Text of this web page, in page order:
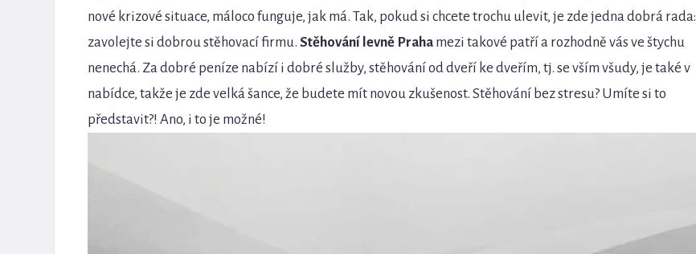
nové krizové situace, máloco funguje, jak má. Tak, pokud si chcete trochu ulevit, je zde jedna dobrá rada:
zavolejte si dobrou stěhovací firmu. Stěhování levně Prahamezi takové patří a rozhodně vás ve štychu
nenechá. Za dobré peníze nabízí i dobré služby, stěhování od dveří ke dveřím, tj. se vším všudy, je také v
nabídce, takže je zde velká šance, že budete mít novou zkušenost. Stěhování bez stresu? Umíte si to
představit?! Ano, i to je možné!